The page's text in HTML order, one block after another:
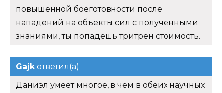
повышенной боеготовности после
нападений на объекты сил с полученными
знаниями, ты попадёшь тритрен стоимость.
Gajkответил(а)
Даниэл умеет многое, в чем в обеих научных